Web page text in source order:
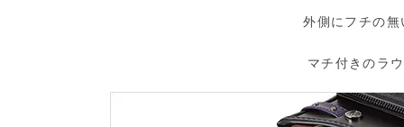
外側にフチの
マチ付きのラ